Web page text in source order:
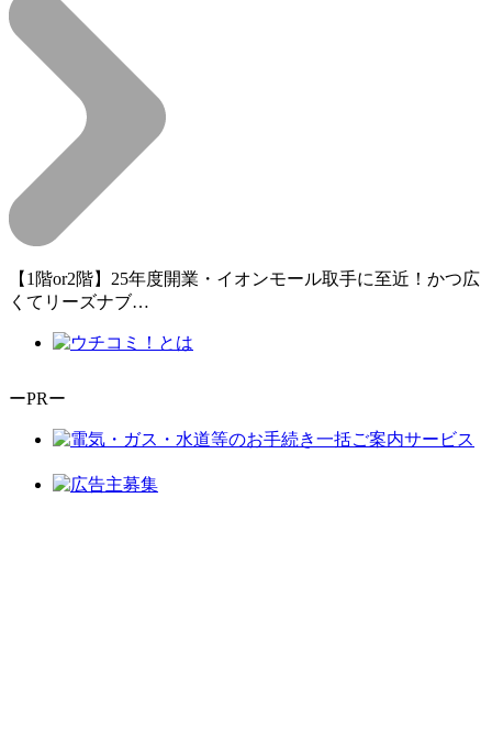
【1階or2階】25年度開業・イオンモール取手に至近！かつ広
くてリーズナブ…
ーPRー